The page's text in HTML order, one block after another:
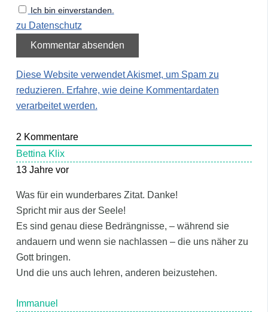
Ich bin einverstanden.
zu Datenschutz
Diese Website verwendet Akismet, um Spam zu
reduzieren. Erfahre, wie deine Kommentardaten
verarbeitet werden.
2 Kommentare
Bettina Klix
13 Jahre vor
Was für ein wunderbares Zitat. Danke!
Spricht mir aus der Seele!
Es sind genau diese Bedrängnisse, – während sie
andauern und wenn sie nachlassen – die uns näher zu
Gott bringen.
Und die uns auch lehren, anderen beizustehen.
Immanuel